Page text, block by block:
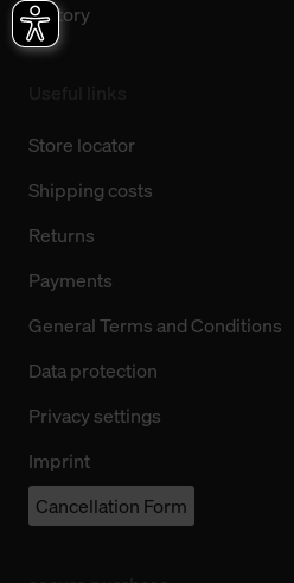
History
Store locator
Shipping costs
Returns
Payments
General Terms and Conditions
Data protection
Privacy settings
Imprint
Cancellation Form